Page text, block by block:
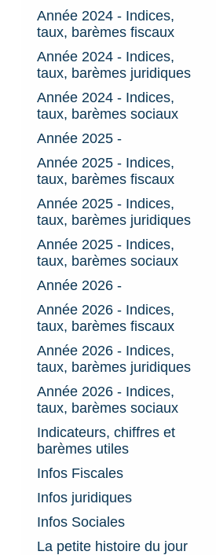
Année 2024 - Indices,
taux, barèmes fiscaux
Année 2024 - Indices,
taux, barèmes juridiques
Année 2024 - Indices,
taux, barèmes sociaux
Année 2025 -
Année 2025 - Indices,
taux, barèmes fiscaux
Année 2025 - Indices,
taux, barèmes juridiques
Année 2025 - Indices,
taux, barèmes sociaux
Année 2026 -
Année 2026 - Indices,
taux, barèmes fiscaux
Année 2026 - Indices,
taux, barèmes juridiques
Année 2026 - Indices,
taux, barèmes sociaux
Indicateurs, chiffres et
barèmes utiles
Infos Fiscales
Infos juridiques
Infos Sociales
La petite histoire du jour